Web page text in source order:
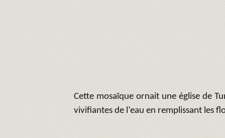
Cette mosaïque ornait une église de
vivifiantes de l’eau en remplissant les